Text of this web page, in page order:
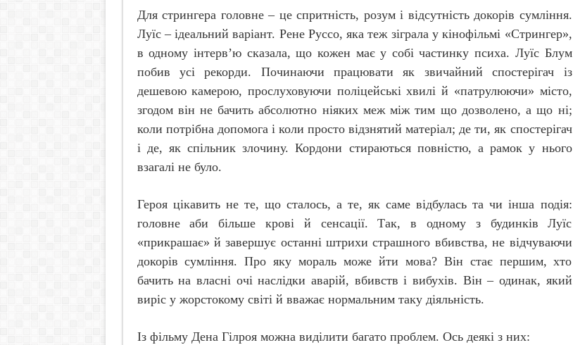
Для стрингера головне – це спритність, розум і відсутність докорів сумління.
Луїс – ідеальний варіант. Рене Руссо, яка теж зіграла у кінофільмі «Стрингер»,
в одному інтерв’ю сказала, що кожен має у собі частинку психа. Луїс Блум
побив усі рекорди. Починаючи працювати як звичайний спостерігач із
дешевою камерою, прослуховуючи поліцейські хвилі й «патрулюючи» місто,
згодом він не бачить абсолютно ніяких меж між тим що дозволено, а що ні;
коли потрібна допомога і коли просто відзнятий матеріал; де ти, як спостерігач
і де, як спільник злочину. Кордони стираються повністю, а рамок у нього
взагалі не було.
Героя цікавить не те, що сталось, а те, як саме відбулась та чи інша подія:
головне аби більше крові й сенсації. Так, в одному з будинків Луїс
«прикрашає» й завершує останні штрихи страшного вбивства, не відчуваючи
докорів сумління. Про яку мораль може йти мова? Він стає першим, хто
бачить на власні очі наслідки аварій, вбивств і вибухів. Він – одинак, який
виріс у жорстокому світі й вважає нормальним таку діяльність.
Із фільму Дена Гілроя можна виділити багато проблем. Ось деякі з них: